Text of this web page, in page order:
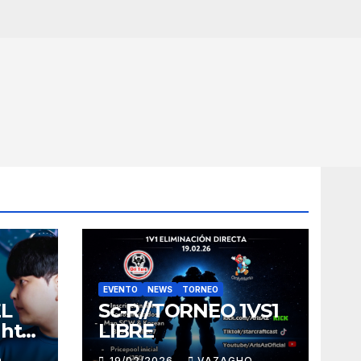
EVENTO NEWS TORNEO
Sc-R//TORNEO 1VS1
LIBRE